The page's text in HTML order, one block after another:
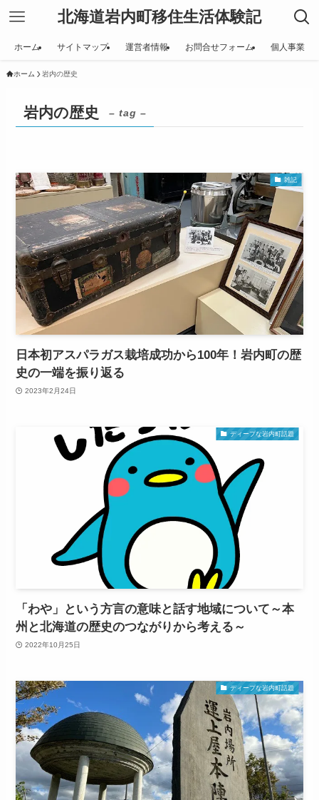
北海道岩内町移住生活体験記
ホーム サイトマップ 運営者情報 お問合せフォーム 個人事業
ホーム 岩内の歴史
岩内の歴史 – tag –
雑記
日本初アスパラガス栽培成功から100年！岩内町の歴
史の一端を振り返る
2023年2月24日
ディープな岩内町話題
「わや」という方言の意味と話す地域について～本
州と北海道の歴史のつながりから考える～
2022年10月25日
ディープな岩内町話題